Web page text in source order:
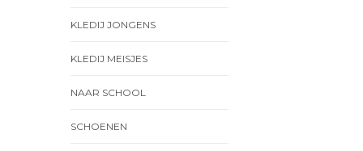
KLEDIJ JONGENS
KLEDIJ MEISJES
NAAR SCHOOL
SCHOENEN